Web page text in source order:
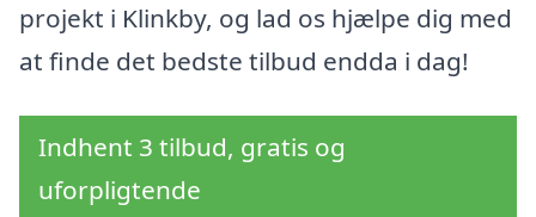
projekt i Klinkby, og lad os hjælpe dig med
at finde det bedste tilbud endda i dag!
Indhent 3 tilbud, gratis og
uforpligtende